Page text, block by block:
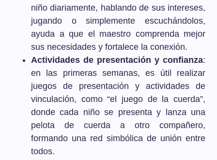
niño diariamente, hablando de sus intereses,
jugando o simplemente escuchándolos,
ayuda a que el maestro comprenda mejor
sus necesidades y fortalece la conexión.
Actividades de presentación y confianza:
en las primeras semanas, es útil realizar
juegos de presentación y actividades de
vinculación, como “el juego de la cuerda”,
donde cada niño se presenta y lanza una
pelota de cuerda a otro compañero,
formando una red simbólica de unión entre
todos.